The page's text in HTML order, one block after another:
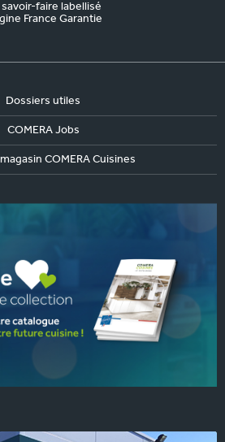
savoir-faire labellisé
France Garantie
Dossiers utiles
COMERA Jobs
COMERA Cuisines